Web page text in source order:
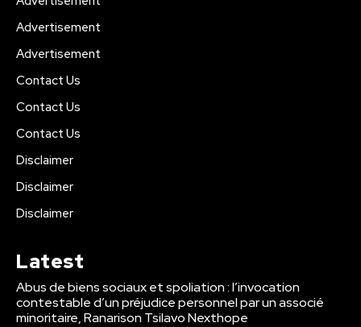
Advertisement
Advertisement
Contact Us
Contact Us
Contact Us
Disclaimer
Disclaimer
Disclaimer
Latest
Abus de biens sociaux et spoliation : l’invocation
contestable d’un préjudice personnel par un associé
minoritaire, Ranarison Tsilavo Nexthope